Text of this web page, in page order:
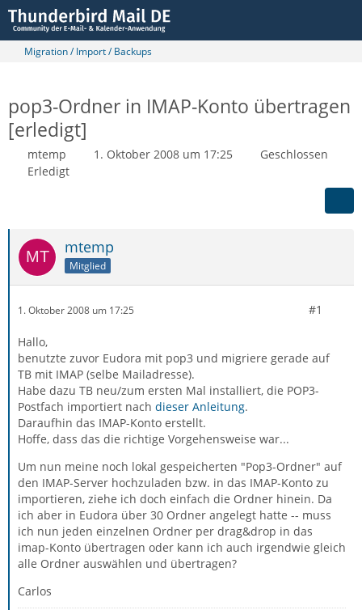
Migration / Import / Backups
pop3-Ordner in IMAP-Konto übertragen
[erledigt]
mtemp 1. Oktober 2008 um 17:25
Geschlossen
Erledigt
mtemp
Mitglied
1. Oktober 2008 um 17:25 #1
Hallo,
benutzte zuvor Eudora mit pop3 und migriere gerade auf
TB mit IMAP (selbe Mailadresse).
Habe dazu TB neu/zum ersten Mal installiert, die POP3-
Postfach importiert nach dieser Anleitung.
Daraufhin das IMAP-Konto erstellt.
Hoffe, dass das die richtige Vorgehensweise war...
Um nun meine noch lokal gespeicherten "Pop3-Ordner" auf
den IMAP-Server hochzuladen bzw. in das IMAP-Konto zu
importieren, ziehe ich doch einfach die Ordner hinein. Da
ich aber in Eudora über 30 Ordner angelegt hatte -- muss
ich nun jeden einzelnen Ordner per drag&drop in das
imap-Konto übertragen oder kann ich auch irgendwie gleich
alle Ordner auswählen und übertragen?
Carlos